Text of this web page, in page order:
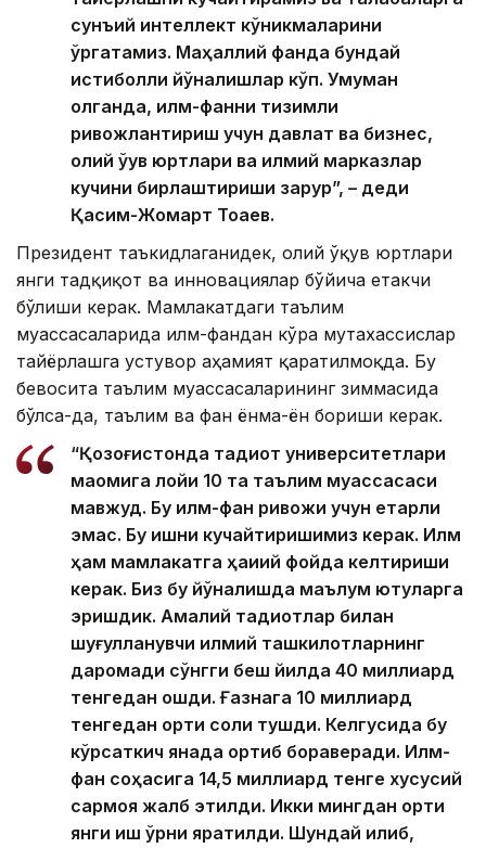
сунъий интеллект кўникмаларини
ўргатамиз. Маҳаллий фанда бундай
истиқболли йўналишлар кўп. Умуман
олганда, илм-фанни тизимли
ривожлантириш учун давлат ва бизнес,
олий ўқув юртлари ва илмий марказлар
кучини бирлаштириши зарур”, – деди
Қасим-Жомарт Тоқаев.
Президент таъкидлаганидек, олий ўқув юртлари
янги тадқиқот ва инновациялар бўйича етакчи
бўлиши керак. Мамлакатдаги таълим
муассасаларида илм-фандан кўра мутахассислар
тайёрлашга устувор аҳамият қаратилмоқда. Бу
бевосита таълим муассасаларининг зиммасида
бўлса-да, таълим ва фан ёнма-ён бориши керак.
“Қозоғистонда тадқиқот университетлари
мақомига лойиқ 10 та таълим муассасаси
мавжуд. Бу илм-фан ривожи учун етарли
эмас. Бу ишни кучайтиришимиз керак. Илм
ҳам мамлакатга ҳақиқий фойда келтириши
керак. Биз бу йўналишда маълум ютуқларга
эришдик. Амалий тадқиқотлар билан
шуғулланувчи илмий ташкилотларнинг
даромади сўнгги беш йилда 40 миллиард
тенгедан ошди. Ғазнага 10 миллиард
тенгедан ортиқ солиқ тушди. Келгусида бу
кўрсаткич янада ортиб бораверади. Илм-
фан соҳасига 14,5 миллиард тенге хусусий
сармоя жалб этилди. Икки мингдан ортиқ
янги иш ўрни яратилди. Шундай қилиб,